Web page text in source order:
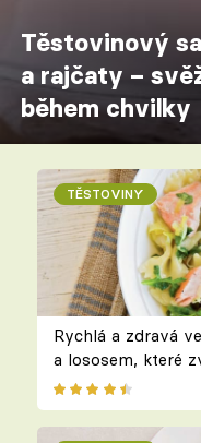
Těstovinový
a rajčaty –
během chvilky
TĚSTOVINY
Rychlá a zdravá
a lososem, které